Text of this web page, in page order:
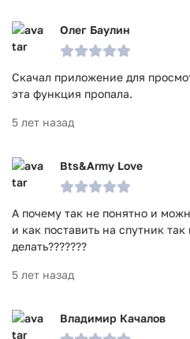
Олег Баулин
Скачал приложение для
эта функция пропала.
5 лет назад
Bts&Army Love
А почему так не понятно и
и как поставить на спутник
делать???????
5 лет назад
Владимир Качалов